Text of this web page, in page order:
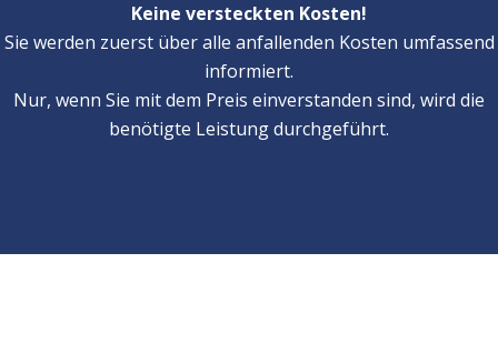
Keine versteckten Kosten!
Sie werden zuerst über alle anfallenden Kosten umfassend
informiert.
Nur, wenn Sie mit dem Preis einverstanden sind, wird die
benötigte Leistung durchgeführt.